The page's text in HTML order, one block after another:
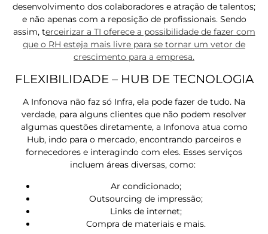
desenvolvimento dos colaboradores e atração de talentos;
e não apenas com a reposição de profissionais. Sendo
assim, terceirizar a TI oferece a possibilidade de fazer com
que o RH esteja mais livre para se tornar um vetor de
crescimento para a empresa.
FLEXIBILIDADE – HUB DE TECNOLOGIA
A Infonova não faz só Infra, ela pode fazer de tudo. Na
verdade, para alguns clientes que não podem resolver
algumas questões diretamente, a Infonova atua como
Hub, indo para o mercado, encontrando parceiros e
fornecedores e interagindo com eles. Esses serviços
incluem áreas diversas, como:
Ar condicionado;
Outsourcing de impressão;
Links de internet;
Compra de materiais e mais.